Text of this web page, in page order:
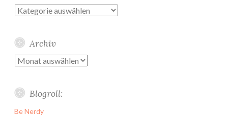
Kategorien
Archiv
Archiv
Blogroll:
Be Nerdy